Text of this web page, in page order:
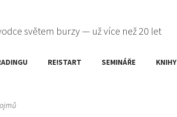
světem burzy — už více než 20 let
RE!START SEMINÁŘE KNIHY